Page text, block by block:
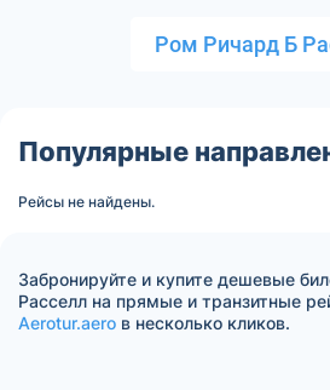
Ром Ричард Б
Популярные
Рейсы не найдены.
Забронируйте и купите дешевые
Расселл на прямые и транзитные
Aerotur.aero в несколько кликов.